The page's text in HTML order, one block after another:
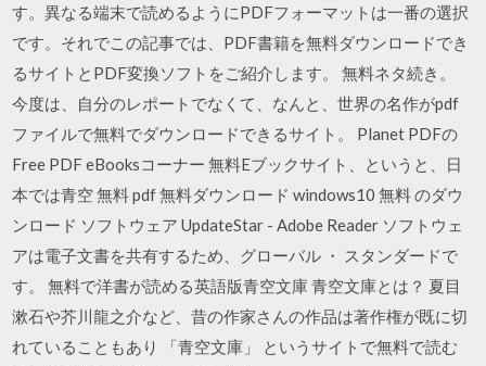
す。異なる端末で読めるようにPDFフォーマットは一番の選択
です。それでこの記事では、PDF書籍を無料ダウンロードでき
るサイトとPDF変換ソフトをご紹介します。 無料ネタ続き。
今度は、自分のレポートでなくて、なんと、世界の名作がpdf
ファイルで無料でダウンロードできるサイト。 Planet PDFの
Free PDF eBooksコーナー 無料Eブックサイト、というと、日
本では青空 無料 pdf 無料ダウンロード windows10 無料 のダウ
ンロード ソフトウェア UpdateStar - Adobe Reader ソフトウェ
アは電子文書を共有するため、グローバル ・ スタンダードで
す。 無料で洋書が読める英語版青空文庫 青空文庫とは？ 夏目
漱石や芥川龍之介など、昔の作家さんの作品は著作権が既に切
れていることもあり 「青空文庫」 というサイトで無料で読む